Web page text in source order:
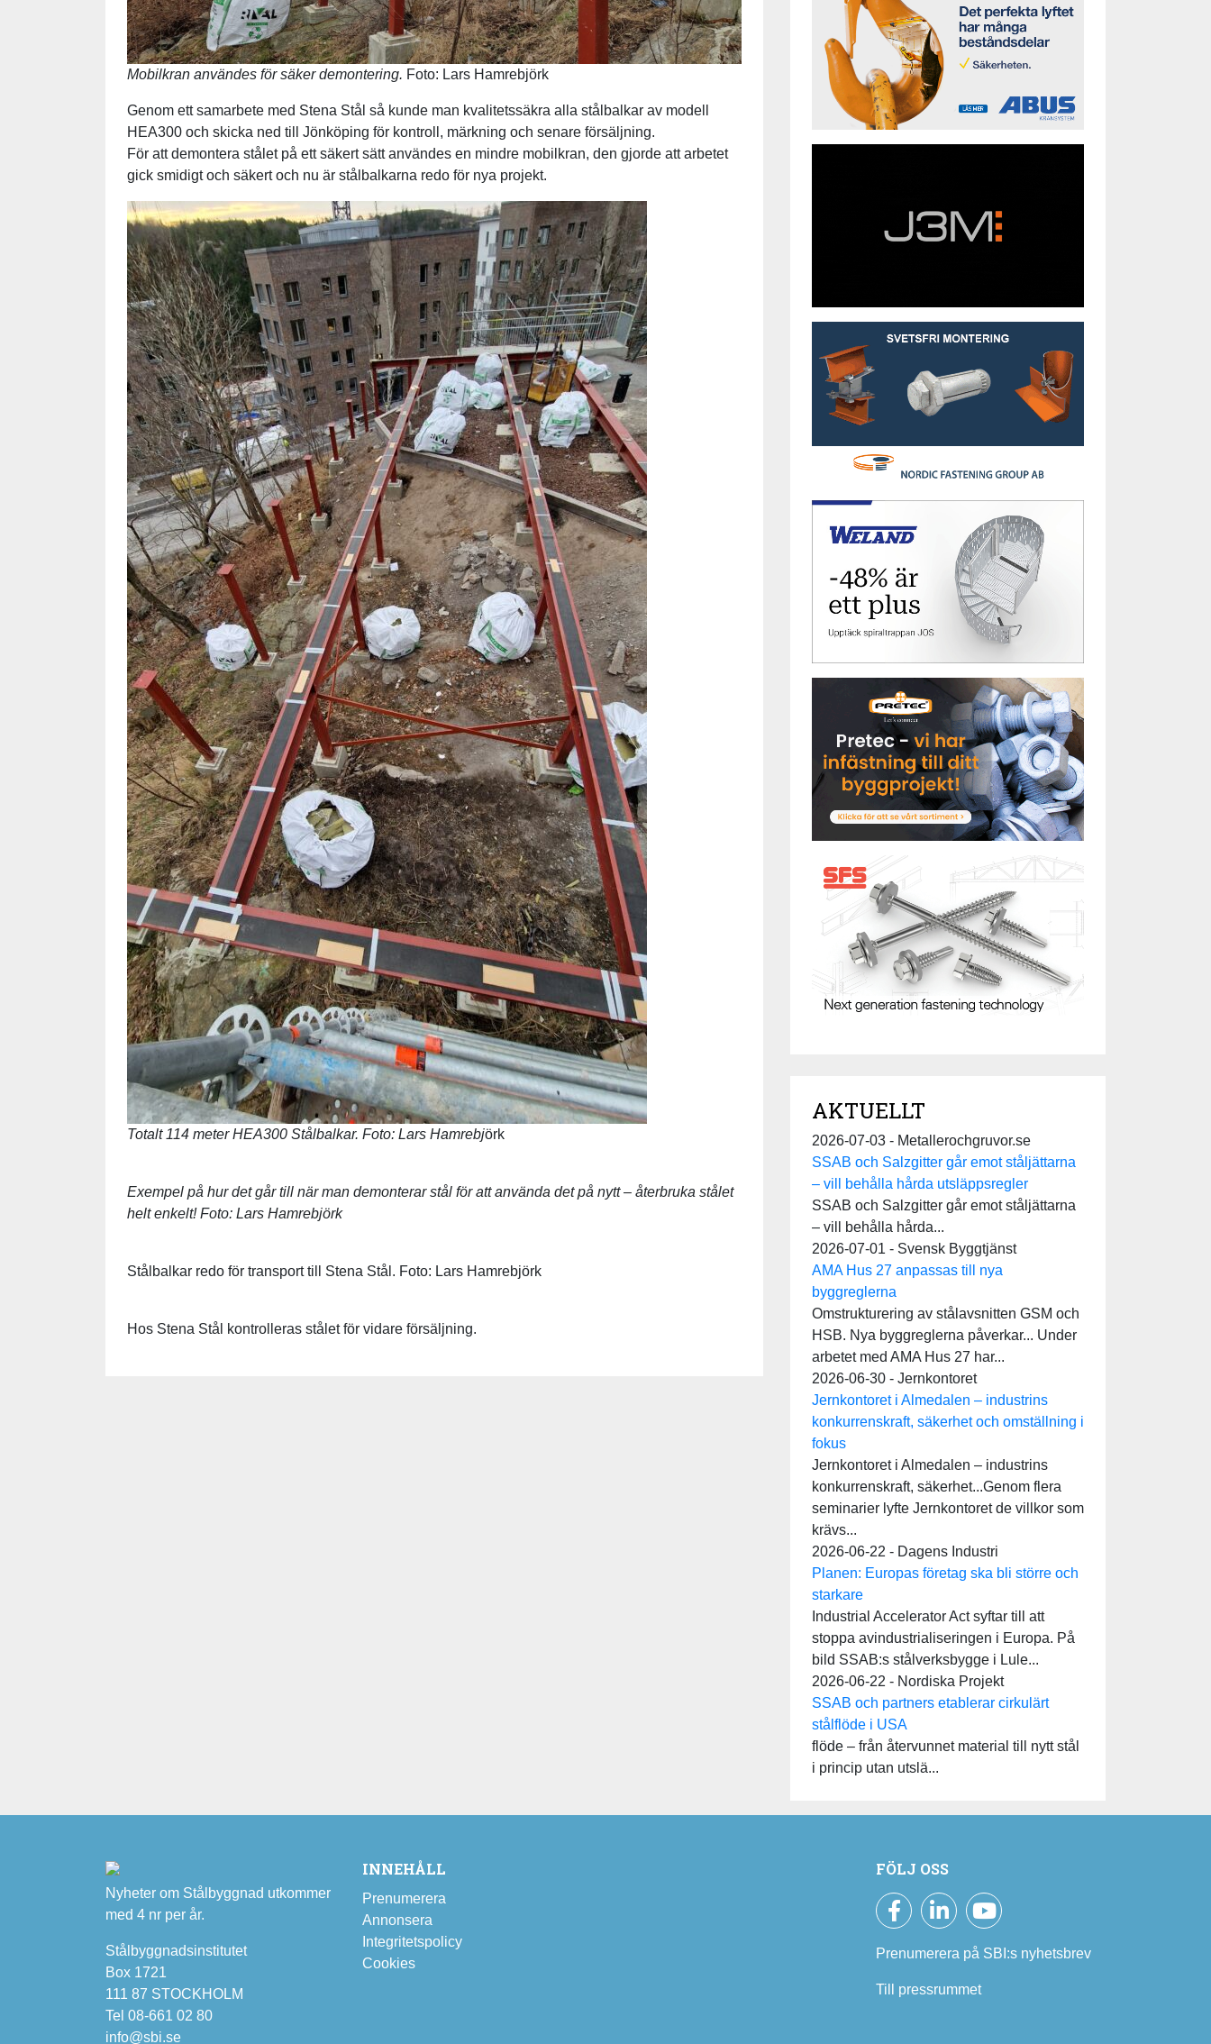
Mobilkran användes för säker demontering. Foto: Lars Hamrebjörk
Genom ett samarbete med Stena Stål så kunde man kvalitetssäkra alla stålbalkar av modell
HEA300 och skicka ned till Jönköping för kontroll, märkning och senare försäljning.
För att demontera stålet på ett säkert sätt användes en mindre mobilkran, den gjorde att arbetet
gick smidigt och säkert och nu är stålbalkarna redo för nya projekt.
Totalt 114 meter HEA300 Stålbalkar. Foto: Lars Hamrebjörk
Exempel på hur det går till när man demonterar stål för att använda det på nytt – återbruka stålet
helt enkelt! Foto: Lars Hamrebjörk
Stålbalkar redo för transport till Stena Stål. Foto: Lars Hamrebjörk
Hos Stena Stål kontrolleras stålet för vidare försäljning.
AKTUELLT
2026-07-03 - Metallerochgruvor.se
SSAB och Salzgitter går emot ståljättarna
– vill behålla hårda utsläppsregler
SSAB och Salzgitter går emot ståljättarna
– vill behålla hårda...
2026-07-01 - Svensk Byggtjänst
AMA Hus 27 anpassas till nya
byggreglerna
Omstrukturering av stålavsnitten GSM och
HSB. Nya byggreglerna påverkar... Under
arbetet med AMA Hus 27 har...
2026-06-30 - Jernkontoret
Jernkontoret i Almedalen – industrins
konkurrenskraft, säkerhet och omställning i
fokus
Jernkontoret i Almedalen – industrins
konkurrenskraft, säkerhet...Genom flera
seminarier lyfte Jernkontoret de villkor som
krävs...
2026-06-22 - Dagens Industri
Planen: Europas företag ska bli större och
starkare
Industrial Accelerator Act syftar till att
stoppa avindustrialiseringen i Europa. På
bild SSAB:s stålverksbygge i Lule...
2026-06-22 - Nordiska Projekt
SSAB och partners etablerar cirkulärt
stålflöde i USA
flöde – från återvunnet material till nytt stål
i princip utan utslä...
Nyheter om Stålbyggnad utkommer
med 4 nr per år.
Stålbyggnadsinstitutet
Box 1721
111 87 STOCKHOLM
Tel 08-661 02 80
info@sbi.se
INNEHÅLL
Prenumerera
Annonsera
Integritetspolicy
Cookies
FÖLJ OSS
Facebook
LinkedInYouTube
Prenumerera på SBI:s nyhetsbrev
Till pressrummet